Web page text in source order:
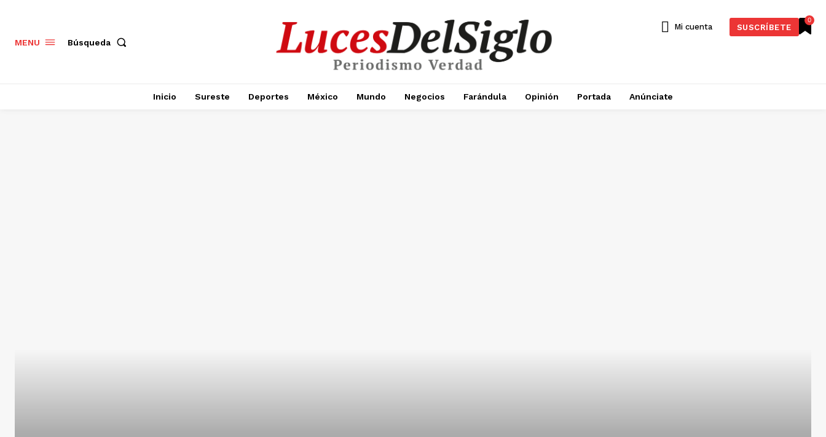
MENU Búsqueda
0
Mi cuenta SUSCRÍBETE
Inicio Sureste Deportes México Mundo Negocios Farándula Opinión Portada Anúnciate